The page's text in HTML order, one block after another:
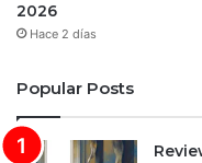
2026
Hace 2 días
Popular Posts